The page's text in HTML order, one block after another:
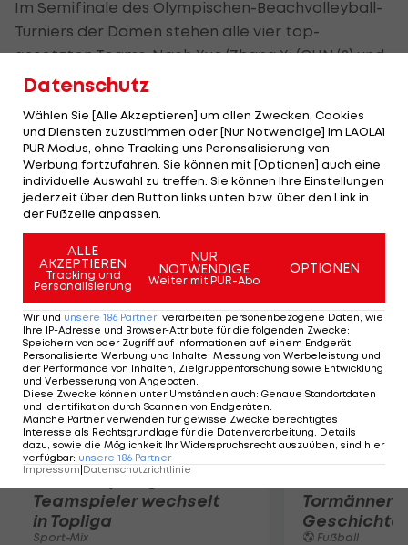
Im Semifinale des Olympischen-Beachvolleyball-
Turniers der Damen stehen alle vier top-
gesetzten Teams. Nach Xue/Zhang Xi (CHN/2) und
May-Treanor/Walsh (USA/3) fixieren auch
Halbfinal-Einzug. Die Brasilianerinnen setzen sich
gegen Goller/Ludwig (GER) mit 21:11, 21:19 durch. Im
Kampf um den Finaleinzug treffen sie auf
Kessy/Ross, die gegen Kolocova/Slukova (CZE)
knapp mit 25:23, 21:18 die Oberhand behalten.
Mehr zum Thema
Karrieresprung! ÖVV-
Teamspieler wechselt
in Topliga
Sport-Mix
Tormänner
Geschichte
Fußball
Datenschutz
Wählen Sie [Alle Akzeptieren] um allen Zwecken, Cookies
und Diensten zuzustimmen oder [Nur Notwendige] im LAOLA1
PUR Modus, ohne Tracking uns Peronsalisierung von
Werbung fortzufahren. Sie können mit [Optionen] auch eine
individuelle Auswahl zu treffen. Sie können Ihre Einstellungen
jederzeit über den Button links unten bzw. über den Link in
der Fußzeile anpassen.
ALLE
AKZEPTIEREN
Tracking und
Personalisierung
NUR
NOTWENDIGE
Weiter mit PUR-Abo
OPTIONEN
Wir und unsere 186 Partner verarbeiten personenbezogene Daten, wie
Ihre IP-Adresse und Browser-Attribute für die folgenden Zwecke:
Speichern von oder Zugriff auf Informationen auf einem Endgerät;
Personalisierte Werbung und Inhalte, Messung von Werbeleistung und
der Performance von Inhalten, Zielgruppenforschung sowie Entwicklung
und Verbesserung von Angeboten.
Diese Zwecke können unter Umständen auch: Genaue Standortdaten
und Identifikation durch Scannen von Endgeräten.
Manche Partner verwenden für gewisse Zwecke berechtigtes
Interesse als Rechtsgrundlage für die Datenverarbeitung. Details
dazu, sowie die Möglichkeit Ihr Widerspruchsrecht auszuüben, sind hier
verfügbar: unsere 186 Partner
Impressum Datenschutzrichtlinie